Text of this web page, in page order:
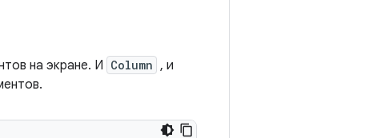
на экране. И Column , и